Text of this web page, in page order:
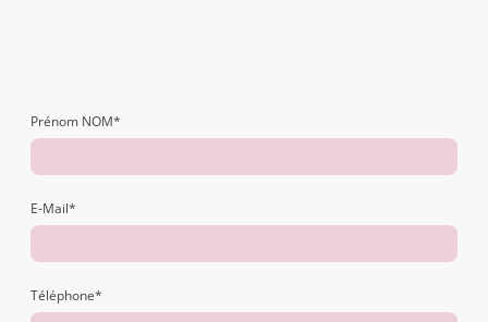
Prénom NOM*
E-Mail*
Téléphone*